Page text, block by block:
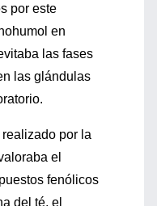
por este
en
las fases
las glándulas
por la
el
fenólicos
del té, el